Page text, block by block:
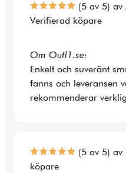
(5 av 5) av
Verifierad köpare
Om Outl1.se:
Enkelt och suveränt
fanns och leveransen
rekommenderar
(5 av 5) av
köpare